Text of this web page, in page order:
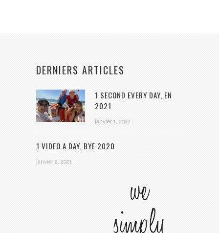
DERNIERS ARTICLES
1 SECOND EVERY DAY, EN
2021
janvier 1, 2022
1 VIDEO A DAY, BYE 2020
janvier 2, 2021